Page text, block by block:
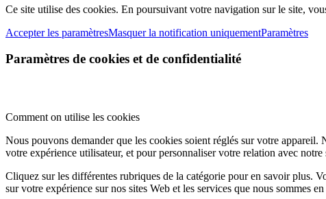
Ce site utilise des cookies. En poursuivant votre navigation sur le site,
Accepter les paramètresMasquer la notification uniquementParamètres
Paramètres de cookies et de confidentialité
Comment on utilise les cookies
Nous pouvons demander que les cookies soient réglés sur votre
votre expérience utilisateur, et pour personnaliser votre relation avec notre
Cliquez sur les différentes rubriques de la catégorie pour en savoir plus.
sur votre expérience sur nos sites Web et les services que nous sommes